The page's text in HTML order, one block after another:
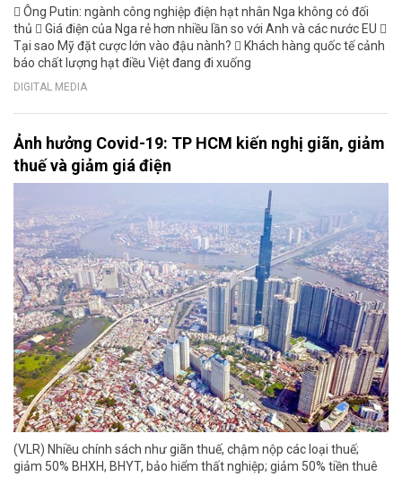
 Ông Putin: ngành công nghiệp điện hạt nhân Nga không có đối
thủ  Giá điện của Nga rẻ hơn nhiều lần so với Anh và các nước EU 
Tại sao Mỹ đặt cược lớn vào đậu nành?  Khách hàng quốc tế cảnh
báo chất lượng hạt điều Việt đang đi xuống
DIGITAL MEDIA
Ảnh hưởng Covid-19: TP HCM kiến nghị giãn, giảm
thuế và giảm giá điện
(VLR) Nhiều chính sách như giãn thuế, chậm nộp các loại thuế;
giảm 50% BHXH, BHYT, bảo hiểm thất nghiệp; giảm 50% tiền thuê